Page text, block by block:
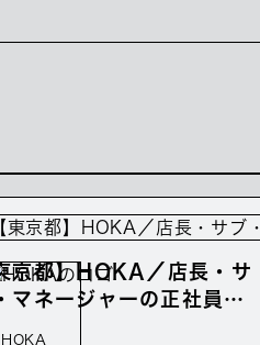
京都】HOKA／店長・サ
マネージャーの正社員募
年収388万～
HOKA